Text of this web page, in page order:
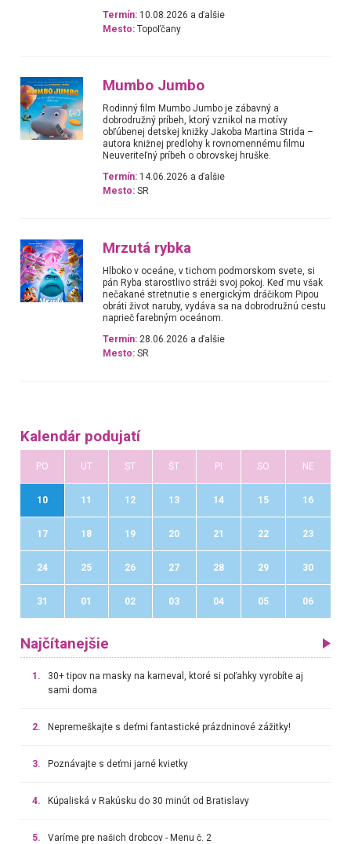
Termín: 10.08.2026 a ďalšie
Mesto: Topoľčany
Mumbo Jumbo
Rodinný film Mumbo Jumbo je zábavný a
dobrodružný príbeh, ktorý vznikol na motívy
obľúbenej detskej knižky Jakoba Martina Strida –
autora knižnej predlohy k rovnomennému filmu
Neuveriteľný príbeh o obrovskej hruške.
Termín: 14.06.2026 a ďalšie
Mesto: SR
Mrzutá rybka
Hlboko v oceáne, v tichom podmorskom svete, si
pán Ryba starostlivo stráži svoj pokoj. Keď mu však
nečakané stretnutie s energickým dráčikom Pipou
obráti život naruby, vydáva sa na dobrodružnú cestu
naprieč farebným oceánom.
Termín: 28.06.2026 a ďalšie
Mesto: SR
Kalendár podujatí
PO UT ST ŠT PI SO NE
10 11 12 13 14 15 16
17 18 19 20 21 22 23
24 25 26 27 28 29 30
31 01 02 03 04 05 06
Najčítanejšie
1.
30+ tipov na masky na karneval, ktoré si poľahky vyrobíte aj
sami doma
2. Nepremeškajte s deťmi fantastické prázdninové zážitky!
3. Poznávajte s deťmi jarné kvietky
4. Kúpaliská v Rakúsku do 30 minút od Bratislavy
5. Varíme pre našich drobcov - Menu č. 2